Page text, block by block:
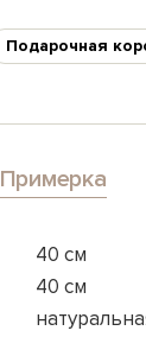
Подарочная
Примерка
40 см
40 см